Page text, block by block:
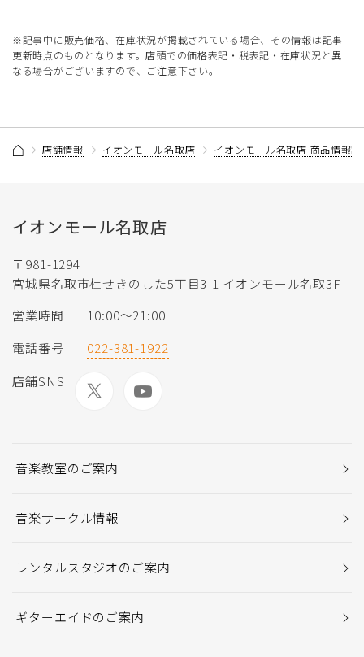
※記事中に販売価格、在庫状況が掲載されている場合、その情報は記事
更新時点のものとなります。店頭での価格表記・税表記・在庫状況と異
なる場合がございますので、ご注意下さい。
店舗情報 イオンモール名取店 イオンモール名取店 商品情報
イオンモール名取店
〒981-1294
宮城県名取市杜せきのした5丁目3-1 イオンモール名取3F
営業時間
10:00～21:00
電話番号
022-381-1922
店舗SNS
音楽教室のご案内
音楽サークル情報
レンタルスタジオのご案内
ギターエイドのご案内